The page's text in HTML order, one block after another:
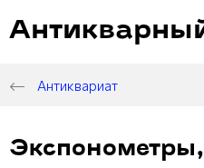
Антиквариат
Экспонометры,